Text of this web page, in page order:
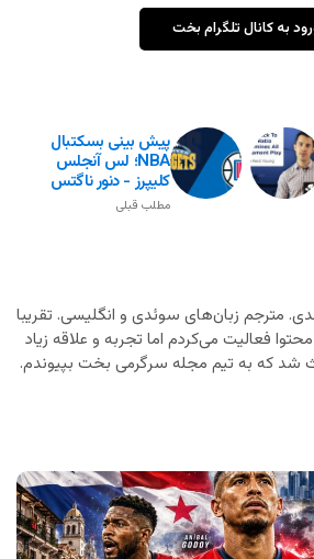
به کانال تلگرام بخت
پیش بینی بسکتبال
NBA؛ لس آنجلس
کلیپرز - دنور ناگتس
مطلب قبلی
مترجم زبان‌های سوئدی و انگلیسی. تقریبا
محتوا فعالیت می‌کردم اما تجربه و علاقه زیاد
شد که به تیم مجله سرگرمی بخت بپیوندم.